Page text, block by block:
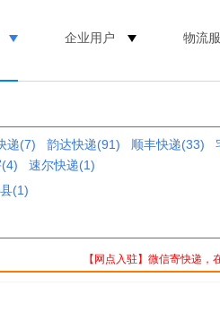
企业用户 物流
递(7) 韵达快递(91) 顺丰快递(33)
速尔快递(1)
(1)
【网点入驻】微信寄快递